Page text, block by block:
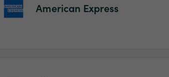
American Express